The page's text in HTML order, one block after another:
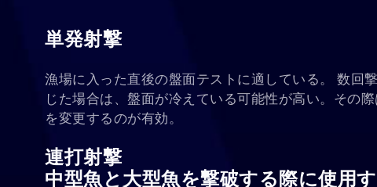
単発射撃
漁場に入った直後の盤面テストに適している。 数回
じた場合は、盤面が冷えている可能性が高い。その
を変更するのが有効。
連打射撃
中型魚と大型魚を撃破する際に使用す